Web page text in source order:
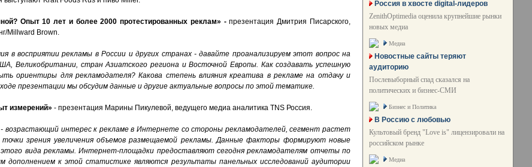
Опыт 10 лет и более 2000 протестированных реклам» -презентация Дмитрия Писарского,
Millward Brown.
в восприятии рекламы в России и других странах - давайте проанализируем этот вопрос на
Великобритании, стран Азиатского региона и Восточной Европы. Как создавать успешную
ориентиры для рекламодателя? Какова степень влияния креатива в рекламе на отдачу и
презентации мы обсудим данные и другие актуальные вопросы по этой тематике.
измерений» - презентация Марины Пикулевой, ведущего медиа аналитика TNS Россия.
возрастающий интерес к рекламе в Интернете со стороны рекламодателей, сегмент растет
зрения увеличения объемов размещаемой рекламы. Данные факторы формируют новые
вида рекламы. Интернет-площадки предоставляют сегодня рекламодателям отчеты по
дополнением к этой статистике являются результаты панельных исследований аудитории
Россия в хвосте digital-лидеров
ZenithOptimedia оценила крупнейшие рынки
новых медиа
Медиа
Новостные сайты теряют
аудиторию
Послевыборный спад сказался на
политических и бизнес-СМИ
Бизнес и Политика
В Россию с любовью
Культовый бренд "Love is" лицензировали на
российском рынке
Медиа